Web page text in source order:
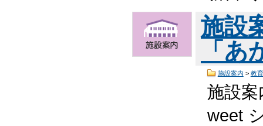
施設
「
施設案内 > 教
施設
weet